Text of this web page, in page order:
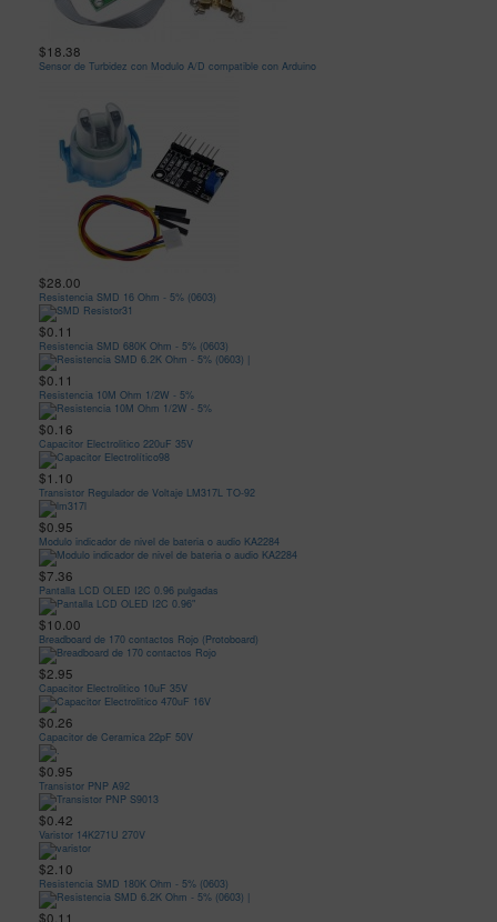
$18.38
Sensor de Turbidez con Modulo A/D compatible con Arduino
$28.00
Resistencia SMD 16 Ohm - 5% (0603)
$0.11
Resistencia SMD 680K Ohm - 5% (0603)
$0.11
Resistencia 10M Ohm 1/2W - 5%
$0.16
Capacitor Electrolitico 220uF 35V
$1.10
Transistor Regulador de Voltaje LM317L TO-92
$0.95
Modulo indicador de nivel de bateria o audio KA2284
$7.36
Pantalla LCD OLED I2C 0.96 pulgadas
$10.00
Breadboard de 170 contactos Rojo (Protoboard)
$2.95
Capacitor Electrolitico 10uF 35V
$0.26
Capacitor de Ceramica 22pF 50V
$0.95
Transistor PNP A92
$0.42
Varistor 14K271U 270V
$2.10
Resistencia SMD 180K Ohm - 5% (0603)
$0.11